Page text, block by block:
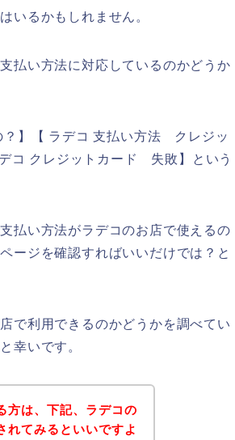
いるかもしれません。
払い方法に対応しているのかどうか
】【 ラデコ 支払い方法 クレジッ
コ クレジットカード 失敗】という
払い方法がラデコのお店で使えるの
ージを確認すればいいだけでは？と
で利用できるのかどうかを調べてい
幸いです。
方は、下記、ラデコの
れてみるといいですよ